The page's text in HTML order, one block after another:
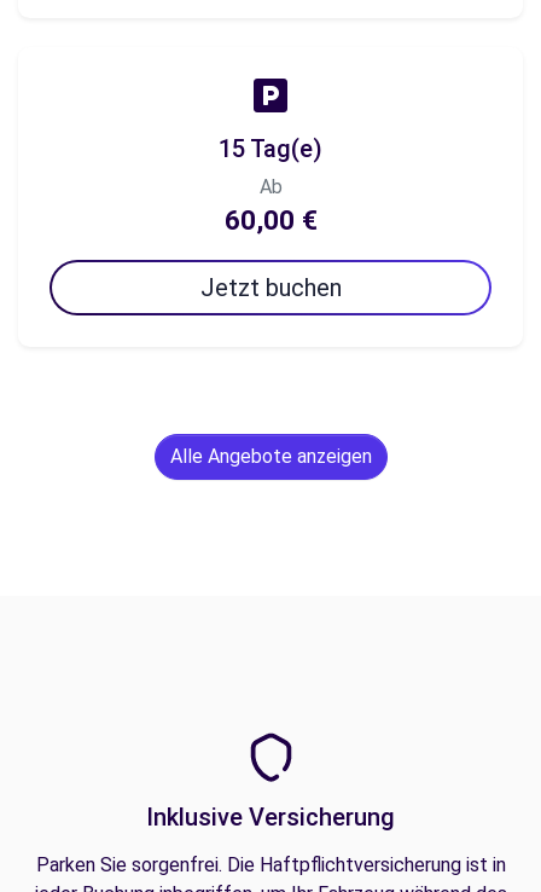
15 Tag(e)
Ab
60,00 €
Jetzt buchen
Alle Angebote anzeigen
Inklusive Versicherung
Parken Sie sorgenfrei. Die Haftpflichtversicherung ist in